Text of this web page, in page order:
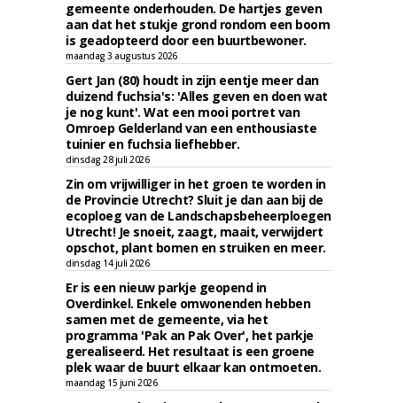
gemeente onderhouden. De hartjes geven
aan dat het stukje grond rondom een boom
is geadopteerd door een buurtbewoner.
maandag 3 augustus 2026
Gert Jan (80) houdt in zijn eentje meer dan
duizend fuchsia's: 'Alles geven en doen wat
je nog kunt'. Wat een mooi portret van
Omroep Gelderland van een enthousiaste
tuinier en fuchsia liefhebber.
dinsdag 28 juli 2026
Zin om vrijwilliger in het groen te worden in
de Provincie Utrecht? Sluit je dan aan bij de
ecoploeg van de Landschapsbeheerploegen
Utrecht! Je snoeit, zaagt, maait, verwijdert
opschot, plant bomen en struiken en meer.
dinsdag 14 juli 2026
Er is een nieuw parkje geopend in
Overdinkel. Enkele omwonenden hebben
samen met de gemeente, via het
programma 'Pak an Pak Over', het parkje
gerealiseerd. Het resultaat is een groene
plek waar de buurt elkaar kan ontmoeten.
maandag 15 juni 2026